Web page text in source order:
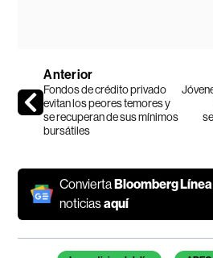
Anterior
Fondos de crédito privado
evitan los peores temores y
se recuperan de sus mínimos
bursátiles
ConviertaBloomberg Línea
noticiasaquí